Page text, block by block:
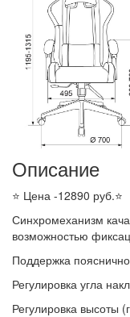
Описание
⭐ Цена -12890 руб.⭐
Синхромеханизм
возможностью
Поддержка
Регулировка угла
Регулировка высоты